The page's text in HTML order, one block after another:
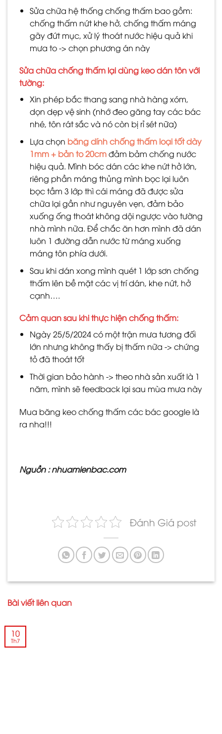
Sửa chữa hệ thống chống thấm bao gồm:
chống thấm nứt khe hở, chống thấm máng
gãy đứt mục, xử lý thoát nước hiệu quả khi
mưa to -> chọn phương án này
Sửa chữa chống thấm lại dùng keo dán tôn với
tường:
Xin phép bắc thang sang nhà hàng xóm,
dọn dẹp vệ sinh (nhớ đeo găng tay các bác
nhé, tôn rát sắc và nó còn bị rỉ sét nữa)
Lựa chọn băng dính chống thấm loại tốt dày
1mm + bản to 20cmđảm bảm chống nước
hiệu quả. Mình bóc dán các khe nứt hở lớn,
riêng phần máng thủng mình bọc lại luôn
bọc tầm 3 lớp thì cái máng đã được sửa
chữa lại gần như nguyên vẹn, đảm bảo
xuống ống thoát không dội ngược vào tường
nhà mình nữa. Để chắc ăn hơn mình đã dán
luôn 1 đường dẫn nước từ máng xuống
máng tôn phía dưới.
Sau khi dán xong mình quét 1 lớp sơn chống
thấm lên bề mặt các vị trí dán, khe nứt, hở
cạnh….
Cảm quan sau khi thực hiện chống thấm:
Ngày 25/5/2024 có một trận mưa tương đối
lớn nhưng không thấy bị thấm nữa -> chứng
tỏ đã thoát tốt
Thời gian bảo hành -> theo nhà sản xuất là 1
năm, mình sẽ feedback lại sau mùa mưa này
Mua băng keo chống thấm các bác google là
ra nha!!!
Nguồn : nhuamienbac.com
Đánh Giá post
Bài viết liên quan
10
Th7